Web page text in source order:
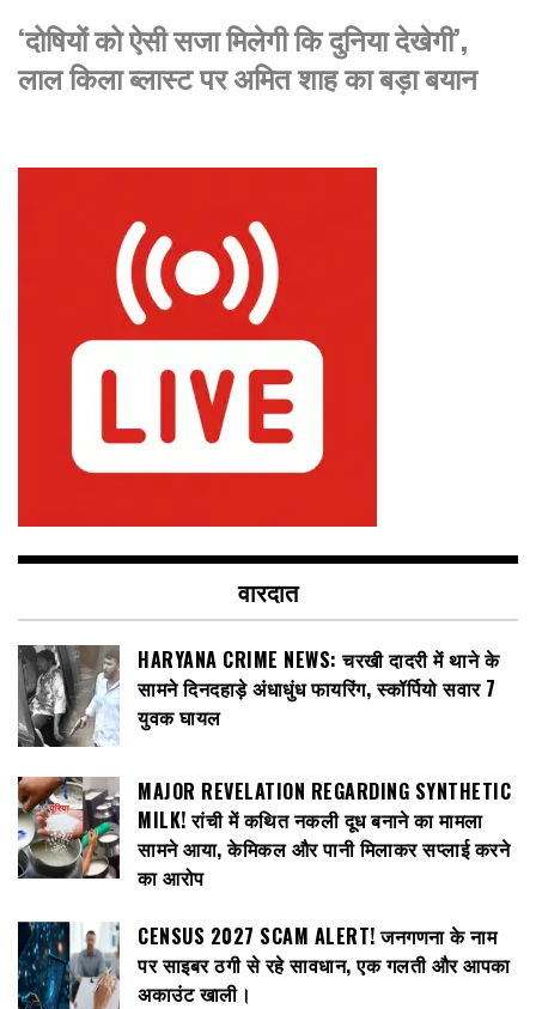
‘दोषियों को ऐसी सजा मिलेगी कि दुनिया देखेगी’,
लाल किला ब्लास्ट पर अमित शाह का बड़ा बयान
वारदात
HARYANA CRIME NEWS: चरखी दादरी में थाने के
सामने दिनदहाड़े अंधाधुंध फायरिंग, स्कॉर्पियो सवार 7
युवक घायल
MAJOR REVELATION REGARDING SYNTHETIC
MILK! रांची में कथित नकली दूध बनाने का मामला
सामने आया, केमिकल और पानी मिलाकर सप्लाई करने
का आरोप
CENSUS 2027 SCAM ALERT! जनगणना के नाम
पर साइबर ठगी से रहे सावधान, एक गलती और आपका
अकाउंट खाली।